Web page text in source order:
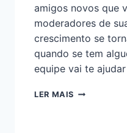
amigos novos que
moderadores de
crescimento se
quando se tem
equipe vai te
LER MAIS